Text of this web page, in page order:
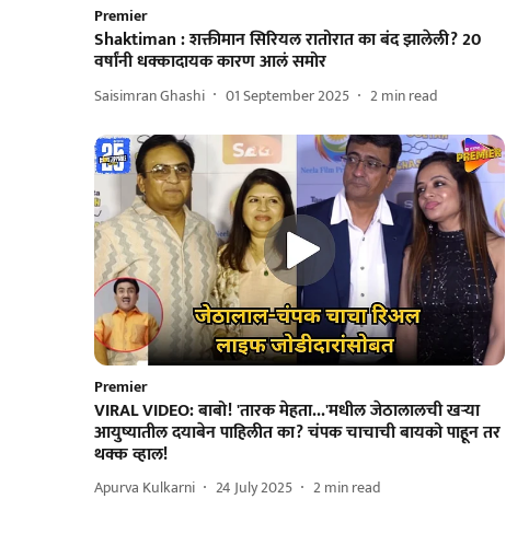
Premier
Shaktiman : शक्तीमान सिरियल रातोरात का बंद झालेली? 20
वर्षांनी धक्कादायक कारण आलं समोर
Saisimran Ghashi 01 September 2025 2min read
Premier
VIRAL VIDEO: बाबो! 'तारक मेहता...'मधील जेठालालची खऱ्या
आयुष्यातील दयाबेन पाहिलीत का? चंपक चाचाची बायको पाहून तर
थक्क व्हाल!
Apurva Kulkarni 24 July 2025 2min read